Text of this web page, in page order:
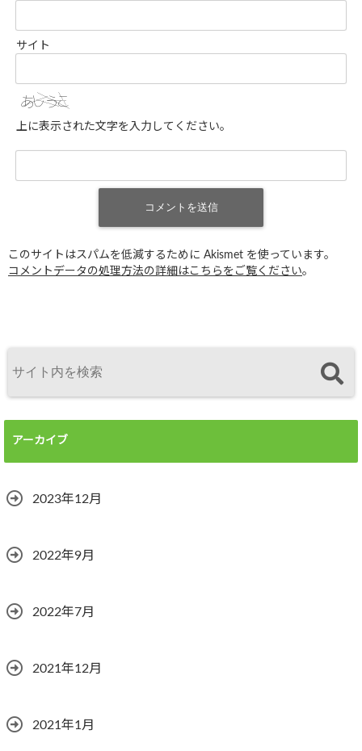
サイト
上に表示された文字を入力してください。
このサイトはスパムを低減するために Akismet を使っています。
コメントデータの処理方法の詳細はこちらをご覧ください。
アーカイブ
2023年12月
2022年9月
2022年7月
2021年12月
2021年1月